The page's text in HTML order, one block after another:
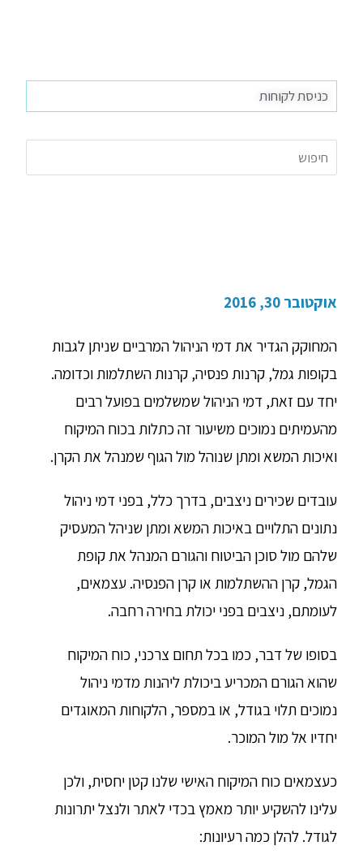
כניסת לקוחות
אוקטובר 30, 2016
המחוקק הגדיר את דמי הניהול המרביים שניתן לגבות
בקופות גמל, קרנות פנסיה, קרנות השתלמות וכדומה.
יחד עם זאת, דמי הניהול שמשלמים בפועל רבים
מהעמיתים נמוכים משיעור זה כתלות בכוח המיקוח
ואיכות המשא ומתן שנוהל מול הגוף שמנהל את הקרן.
עובדים שכירים ניצבים, בדרך כלל, בפני דמי ניהול
נתונים התלויים באיכות המשא ומתן שניהל המעסיק
שלהם מול סוכן הביטוח והגורם המנהל את קופת
הגמל, קרן ההשתלמות או קרן הפנסיה. עצמאים,
לעומתם, ניצבים בפני יכולת בחירה רחבה.
בסופו של דבר, כמו בכל תחום צרכני, כוח המיקוח
שהוא הגורם המכריע ביכולת ליהנות מדמי ניהול
נמוכים תלוי בגודל, או במספר, הלקוחות המאוגדים
יחדיו אל מול המוכר.
כעצמאים כוח המיקוח האישי שלנו קטן יחסית, ולכן
עלינו להשקיע יותר מאמץ בכדי לאתר ולנצל יתרונות
לגודל. להלן כמה רעיונות: